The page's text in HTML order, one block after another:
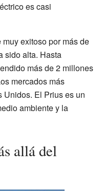
es casi
exitoso por más de
sido alta. Hasta
más de 2 millones
mercados más
Unidos. El Prius es un
ambiente y la
allá del